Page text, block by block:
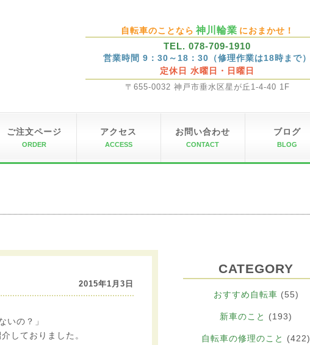
自転車のことなら 神川輪業 におまかせ！
TEL. 078-709-1910
営業時間 9：30～18：30（修理作業は18時まで）
定休日 水曜日・日曜日
〒655-0032 神戸市垂水区星が丘1-4-40 1F
ご注文ページ
ORDER
アクセス
ACCESS
お問い合わせ
CONTACT
ブログ
BLOG
2015年1月3日
いの？」
しておりました。
CATEGORY
おすすめ自転車 (55)
新車のこと (193)
自転車の修理のこと (422)